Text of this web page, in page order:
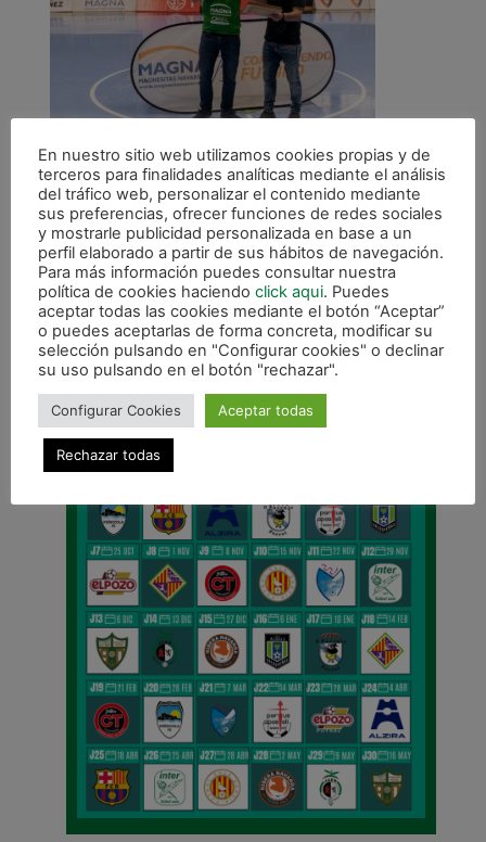
ANTERIOR
Magnesitas de Navarra recibe el cariño de Osasuna Magna Xota
CALENDARIO DE LIGA
En nuestro sitio web utilizamos cookies propias y de
terceros para finalidades analíticas mediante el análisis
del tráfico web, personalizar el contenido mediante
sus preferencias, ofrecer funciones de redes sociales
y mostrarle publicidad personalizada en base a un
perfil elaborado a partir de sus hábitos de navegación.
Para más información puedes consultar nuestra
política de cookies haciendo click aqui. Puedes
aceptar todas las cookies mediante el botón “Aceptar”
o puedes aceptarlas de forma concreta, modificar su
selección pulsando en "Configurar cookies" o declinar
su uso pulsando en el botón "rechazar".
Configurar Cookies Aceptar todas
Rechazar todas